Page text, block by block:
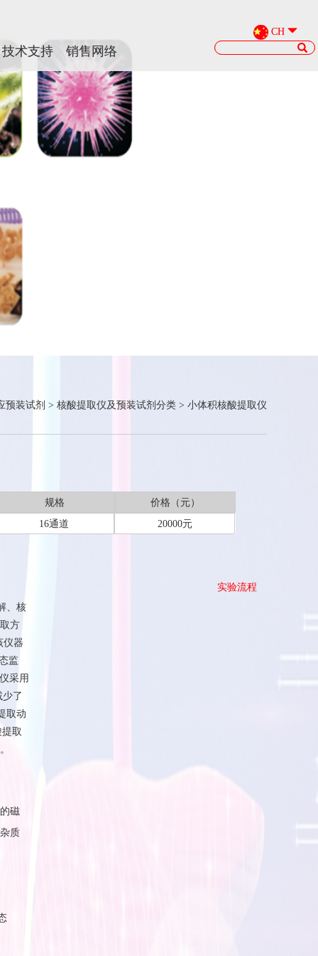
CH
技术支持 销售网络
CH
技术支持 销售网络
预装试剂 > 核酸提取仪及预装试剂分类 > 小体积核酸提取仪
规格
价格（元）
16通道
20000元
实验流程
、核
方
仪器
监
采用
了
取动
取
磁
质